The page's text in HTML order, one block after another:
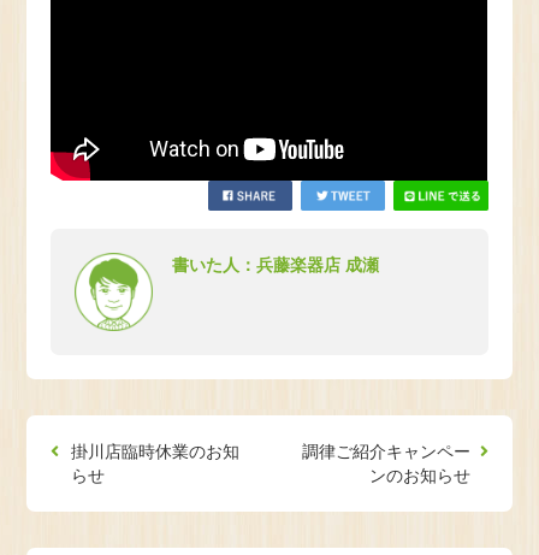
書いた人：兵藤楽器店 成瀬
掛川店臨時休業のお知
らせ
調律ご紹介キャンペー
ンのお知らせ